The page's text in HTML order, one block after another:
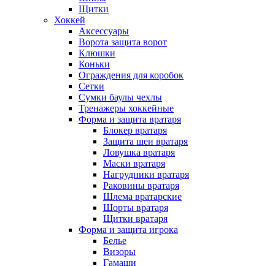
Щитки
Хоккей
Аксессуары
Ворота защита ворот
Клюшки
Коньки
Ограждения для коробок
Сетки
Сумки баулы чехлы
Тренажеры хоккейные
Форма и защита вратаря
Блокер вратаря
Защита шеи вратаря
Ловушка вратаря
Маски вратаря
Нагрудники вратаря
Раковины вратаря
Шлема вратарские
Шорты вратаря
Щитки вратаря
Форма и защита игрока
Белье
Визоры
Гамаши